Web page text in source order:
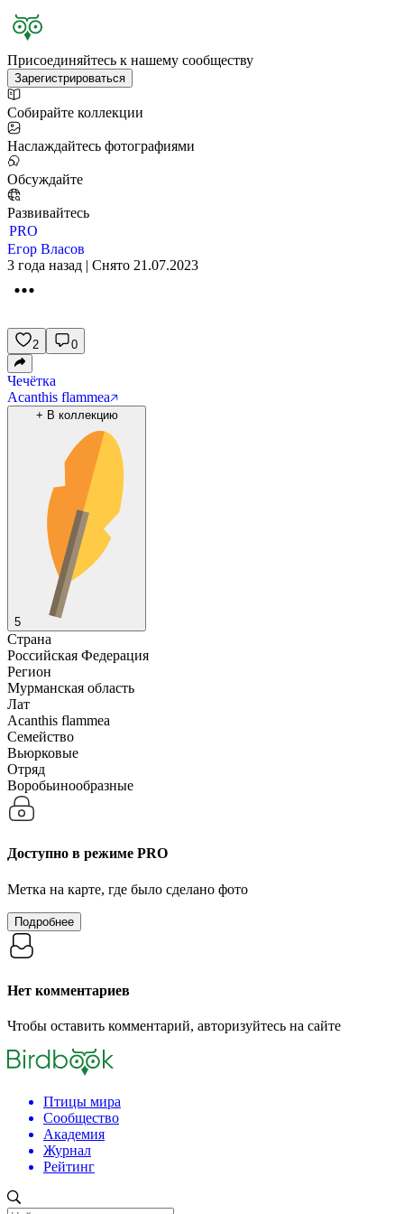
Присоединяйтесь к нашему сообществу
Зарегистрироваться
Собирайте коллекции
Наслаждайтесь фотографиями
Обсуждайте
Развивайтесь
PRO
Егор Власов
3 года назад | Снято 21.07.2023
2 0
Чечётка
Acanthis flammea
+ В коллекцию
5
Страна
Российская Федерация
Регион
Мурманская область
Лат
Acanthis flammea
Семейство
Вьюрковые
Отряд
Воробьинообразные
Доступно в режиме PRO
Метка на карте, где было сделано фото
Подробнее
Нет комментариев
Чтобы оставить комментарий, авторизуйтесь на сайте
Птицы мира
Сообщество
Академия
Журнал
Рейтинг